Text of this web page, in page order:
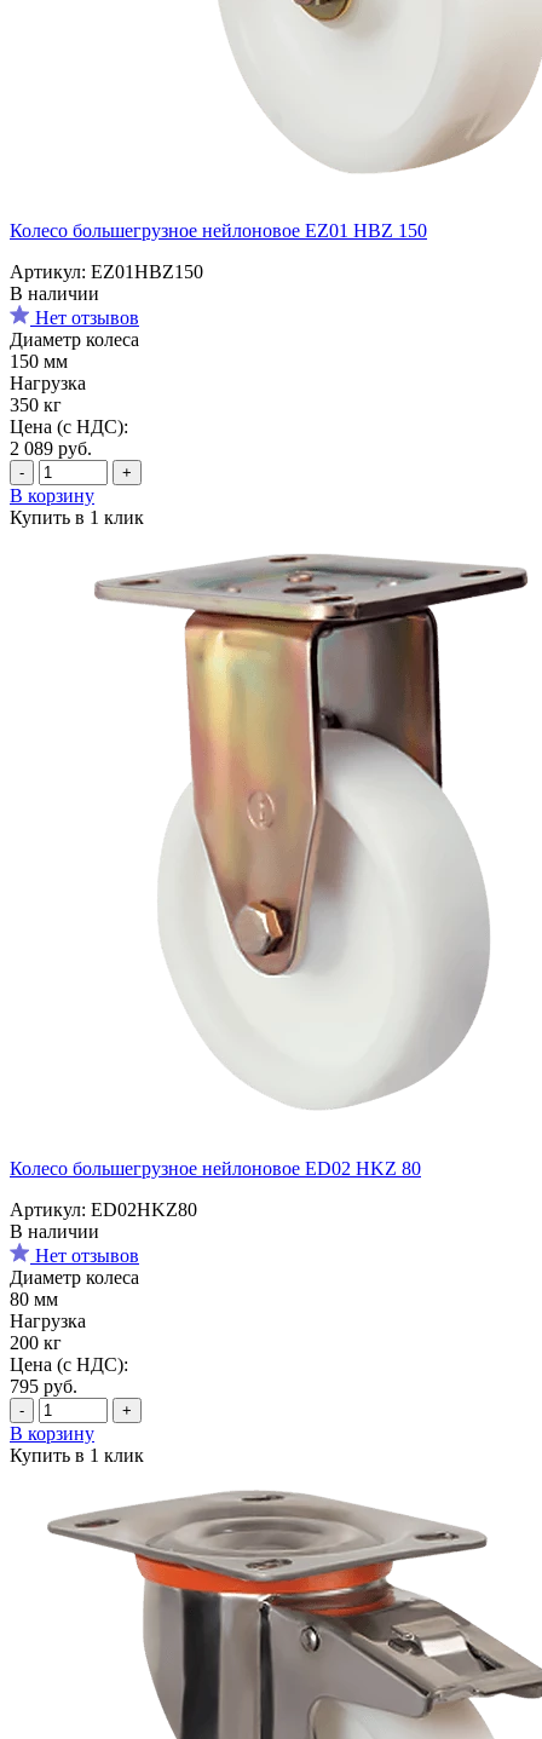
Колесо большегрузное нейлоновое EZ01 HBZ 150
Артикул: EZ01HBZ150
В наличии
Нет отзывов
Диаметр колеса
150 мм
Нагрузка
350 кг
Цена (с НДС):
2 089 руб.
- +
В корзину
Купить в 1 клик
Колесо большегрузное нейлоновое ED02 HKZ 80
Артикул: ED02HKZ80
В наличии
Нет отзывов
Диаметр колеса
80 мм
Нагрузка
200 кг
Цена (с НДС):
795 руб.
- +
В корзину
Купить в 1 клик